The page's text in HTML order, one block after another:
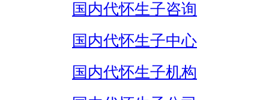
国内代怀生子咨询
国内代怀生子中心
国内代怀生子机构